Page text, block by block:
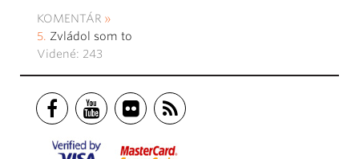
KOMENTÁR
Zvládol som to
Videné: 243